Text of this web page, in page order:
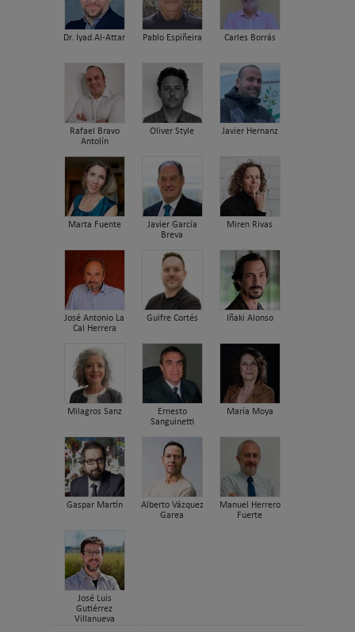
Dr. Iyad Al-Attar Pablo Espiñeira Carles Borrás
Rafael Bravo
Antolín
Oliver Style Javier Hernanz
Marta Fuente
Javier García
Breva
Miren Rivas
José Antonio La
Cal Herrera
Guifre Cortés Iñaki Alonso
Milagros Sanz
Ernesto
Sanguinetti
María Moya
Gaspar Martín
Alberto Vázquez
Garea
Manuel Herrero
Fuerte
José Luis
Gutiérrez
Villanueva